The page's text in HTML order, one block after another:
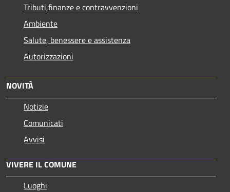
Tributi,finanze e contravvenzioni
Ambiente
Salute, benessere e assistenza
Autorizzazioni
NOVITÀ
Notizie
Comunicati
Avvisi
VIVERE IL COMUNE
Luoghi